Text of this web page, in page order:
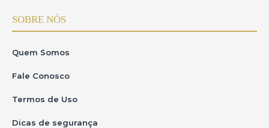
SOBRE NÓS
Quem Somos
Fale Conosco
Termos de Uso
Dicas de segurança